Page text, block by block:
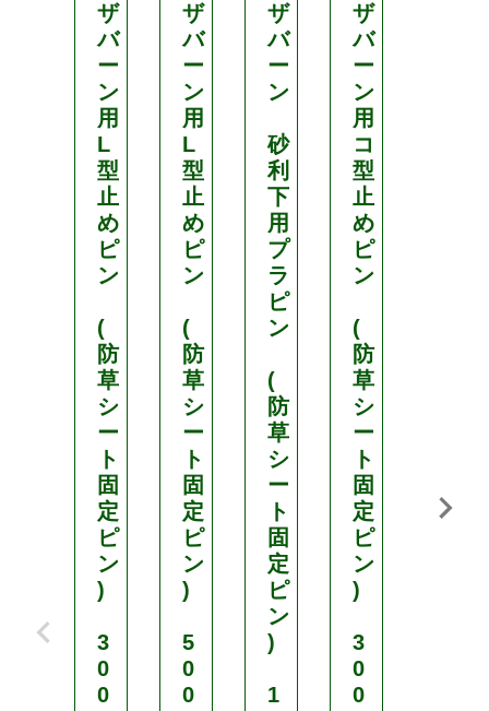
ザ
バ
ー
ン
用
L
型
止
め
ピ
ン
(
防
草
シ
ー
ト
固
定
ピ
ン
)
3
0
0
ザ
バ
ー
ン
用
L
型
止
め
ピ
ン
(
防
草
シ
ー
ト
固
定
ピ
ン
)
5
0
0
ザ
バ
ー
ン
砂
利
下
用
プ
ラ
ピ
ン
(
防
草
シ
ー
ト
固
定
ピ
ン
)
1
ザ
バ
ー
ン
用
コ
型
止
め
ピ
ン
(
防
草
シ
ー
ト
固
定
ピ
ン
)
3
0
0
定